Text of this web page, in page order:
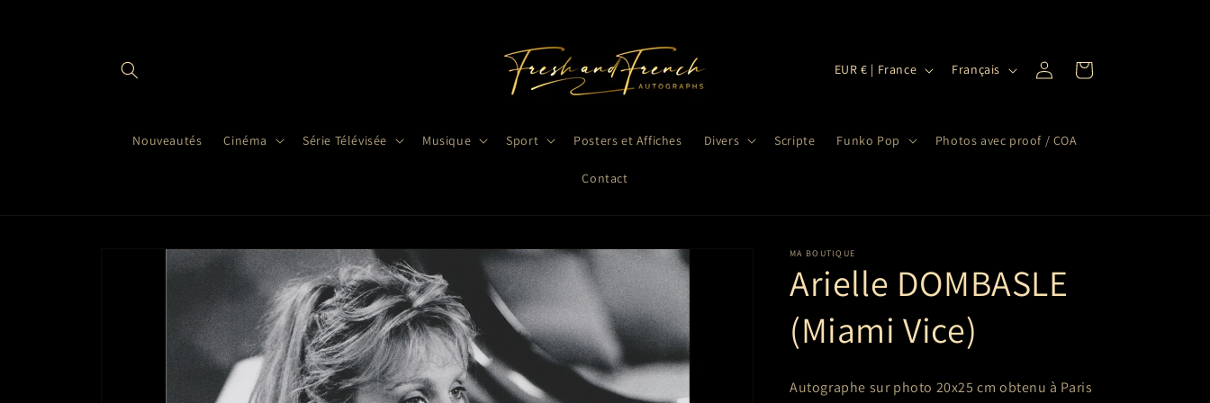
Nouveautés Cinéma Série Télévisée Musique Sport Posters et Affiches Divers Scripte Funko Pop Photos avec proof / COA
Contact
g
i
o
n
EUR € | France
g
Français Connexion Panier
Passer aux
informations
MA BOUTIQUE
Arielle DOMBASLE
(Miami Vice)
Autographe sur photo 20x25 cmobtenu à Paris